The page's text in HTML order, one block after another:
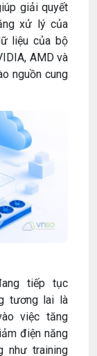
giải quyết
xử lý của
liệu của bộ
AMD và
nguồn cung
tiếp tục
tương lai là
việc tăng
điện năng
như training